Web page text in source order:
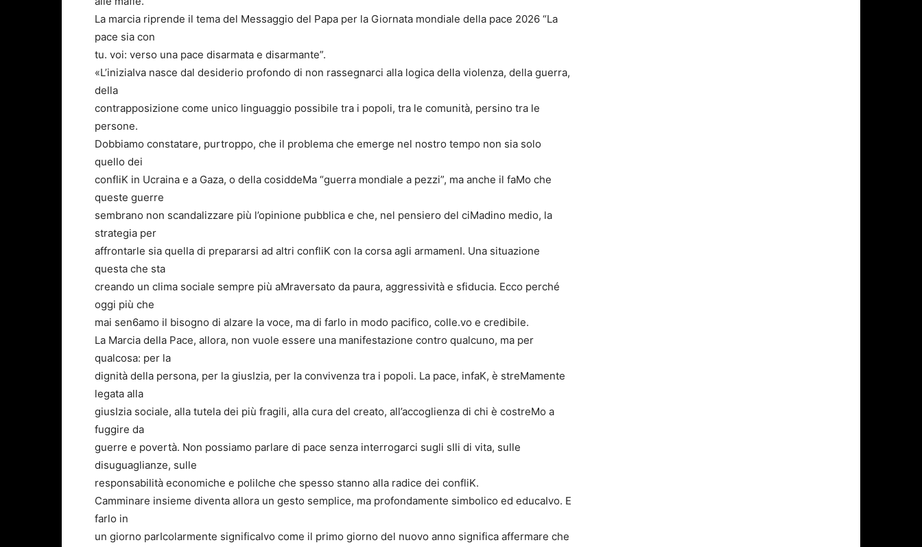
La marcia riprende il tema del Messaggio del Papa per la Giornata mondiale della pace 2026 “La
pace sia con
tu. voi: verso una pace disarmata e disarmante”.
«L’iniziaIva nasce dal desiderio profondo di non rassegnarci alla logica della violenza, della guerra,
della
contrapposizione come unico linguaggio possibile tra i popoli, tra le comunità, persino tra le
persone.
Dobbiamo constatare, purtroppo, che il problema che emerge nel nostro tempo non sia solo
quello dei
confliK in Ucraina e a Gaza, o della cosiddeMa “guerra mondiale a pezzi”, ma anche il faMo che
queste guerre
sembrano non scandalizzare più l’opinione pubblica e che, nel pensiero del ciMadino medio, la
strategia per
affrontarle sia quella di prepararsi ad altri confliK con la corsa agli armamenI. Una situazione
questa che sta
creando un clima sociale sempre più aMraversato da paura, aggressività e sfiducia. Ecco perché
oggi più che
mai sen6amo il bisogno di alzare la voce, ma di farlo in modo pacifico, colle.vo e credibile.
La Marcia della Pace, allora, non vuole essere una manifestazione contro qualcuno, ma per
qualcosa: per la
dignità della persona, per la giusIzia, per la convivenza tra i popoli. La pace, infaK, è streMamente
legata alla
giusIzia sociale, alla tutela dei più fragili, alla cura del creato, all’accoglienza di chi è costreMo a
fuggire da
guerre e povertà. Non possiamo parlare di pace senza interrogarci sugli sIli di vita, sulle
disuguaglianze, sulle
responsabilità economiche e poliIche che spesso stanno alla radice dei confliK.
Camminare insieme diventa allora un gesto semplice, ma profondamente simbolico ed educaIvo. E
farlo in
un giorno parIcolarmente significaIvo come il primo giorno del nuovo anno significa affermare che